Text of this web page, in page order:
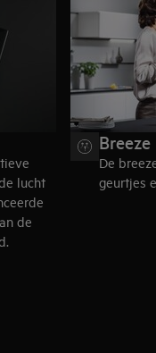
lucht
de
Breeze
De
geurtjes